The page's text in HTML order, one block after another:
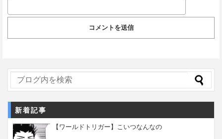
新着記事
【ワールドトリガー】こいつなんなの